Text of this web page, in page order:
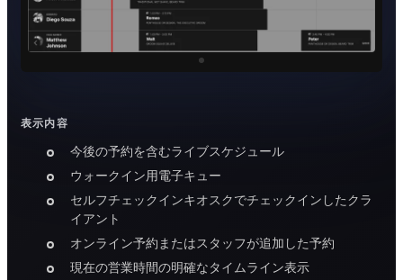
表示内容
今後の予約を含むライブスケジュール
ウォークイン用電子キュー
セルフチェックインキオスクでチェックインしたクラ
イアント
オンライン予約またはスタッフが追加した予約
現在の営業時間の明確なタイムライン表示